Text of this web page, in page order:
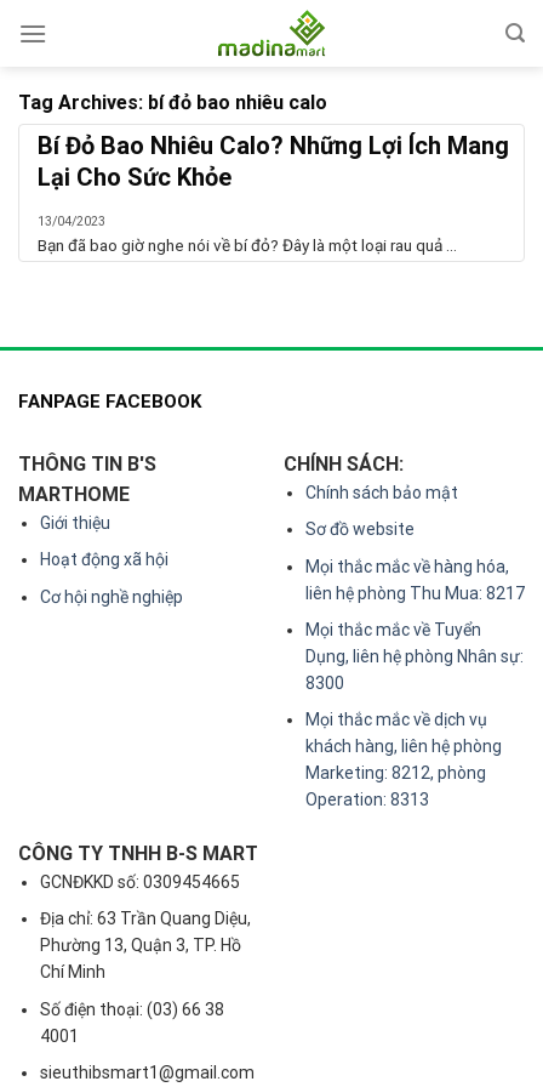
Tag Archives: bí đỏ bao nhiêu calo
Bí Đỏ Bao Nhiêu Calo? Những Lợi Ích Mang
Lại Cho Sức Khỏe
13/04/2023
Bạn đã bao giờ nghe nói về bí đỏ? Đây là một loại rau quả ...
FANPAGE FACEBOOK
THÔNG TIN B'S
MARTHOME
Giới thiệu
Hoạt động xã hội
Cơ hội nghề nghiệp
CHÍNH SÁCH:
Chính sách bảo mật
Sơ đồ website
Mọi thắc mắc về hàng hóa,
liên hệ phòng Thu Mua: 8217
Mọi thắc mắc về Tuyển
Dụng, liên hệ phòng Nhân sự:
8300
Mọi thắc mắc về dịch vụ
khách hàng, liên hệ phòng
Marketing: 8212, phòng
Operation: 8313
CÔNG TY TNHH B-S MART
GCNĐKKD số: 0309454665
Địa chỉ: 63 Trần Quang Diệu,
Phường 13, Quận 3, TP. Hồ
Chí Minh
Số điện thoại: (03) 66 38
4001
sieuthibsmart1@gmail.com